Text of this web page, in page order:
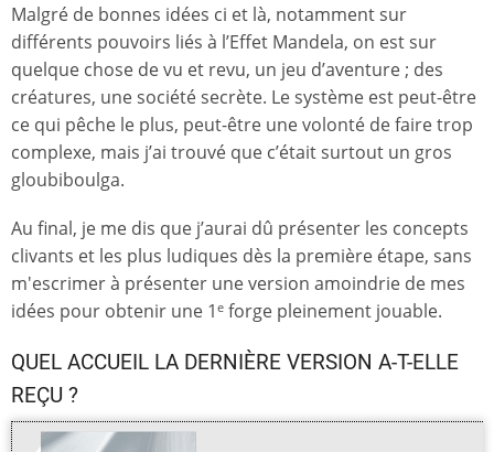
Malgré de bonnes idées ci et là, notamment sur
différents pouvoirs liés à l’Effet Mandela, on est sur
quelque chose de vu et revu, un jeu d’aventure ; des
créatures, une société secrète. Le système est peut-être
ce qui pêche le plus, peut-être une volonté de faire trop
complexe, mais j’ai trouvé que c’était surtout un gros
gloubiboulga.
Au final, je me dis que j’aurai dû présenter les concepts
clivants et les plus ludiques dès la première étape, sans
m'escrimer à présenter une version amoindrie de mes
idées pour obtenir une 1 e forge pleinement jouable.
QUEL ACCUEIL LA DERNIÈRE VERSION A-T-ELLE
REÇU ?